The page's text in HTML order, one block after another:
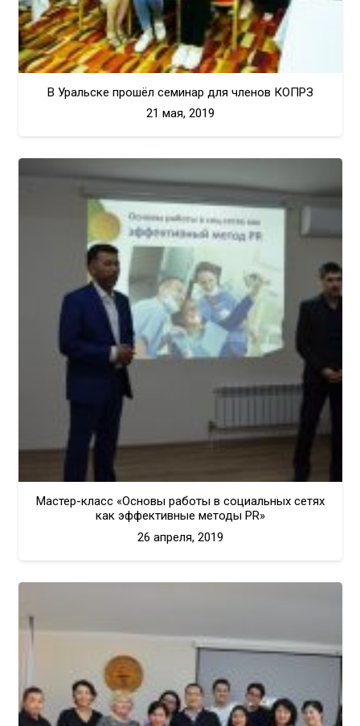
В Уральске прошёл семинар для членов КОПРЗ
21 мая, 2019
Мастер-класс «Основы работы в социальных сетях
как эффективные методы PR»
26 апреля, 2019